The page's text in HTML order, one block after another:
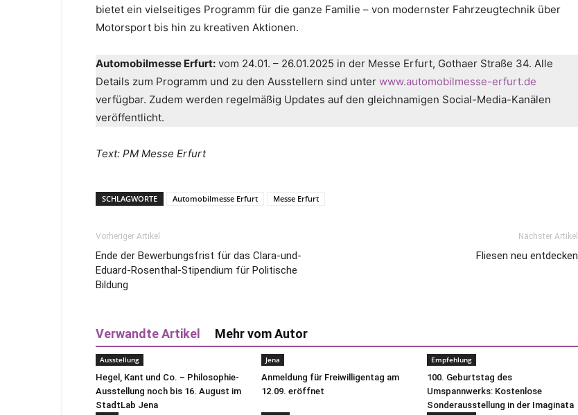
bietet ein vielseitiges Programm für die ganze Familie – von modernster Fahrzeugtechnik über
Motorsport bis hin zu kreativen Aktionen.
Automobilmesse Erfurt: vom 24.01. – 26.01.2025 in der Messe Erfurt, Gothaer Straße 34. Alle
Details zum Programm und zu den Ausstellern sind unter www.automobilmesse-erfurt.de
verfügbar. Zudem werden regelmäßig Updates auf den gleichnamigen Social-Media-Kanälen
veröffentlicht.
Text: PM Messe Erfurt
SCHLAGWORTE Automobilmesse Erfurt Messe Erfurt
Vorheriger Artikel
Ende der Bewerbungsfrist für das Clara-und-
Eduard-Rosenthal-Stipendium für Politische
Bildung
Nächster Artikel
Fliesen neu entdecken
Verwandte Artikel Mehr vom Autor
Ausstellung
Hegel, Kant und Co. – Philosophie-
Ausstellung noch bis 16. August im
StadtLab Jena
Jena
Anmeldung für Freiwilligentag am
12.09. eröffnet
Empfehlung
100. Geburtstag des
Umspannwerks: Kostenlose
Sonderausstellung in der Imaginata